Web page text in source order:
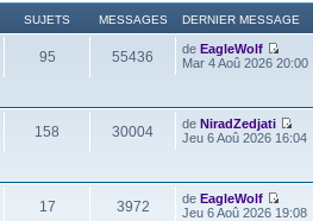
SUJETS MESSAGES DERNIER MESSAGE
95 55436 deEagleWolf
Mar 4 Aoû 2026 20:00
158 30004 deNiradZedjati
Jeu 6 Aoû 2026 16:04
17 3972 deEagleWolf
Jeu 6 Aoû 2026 19:08